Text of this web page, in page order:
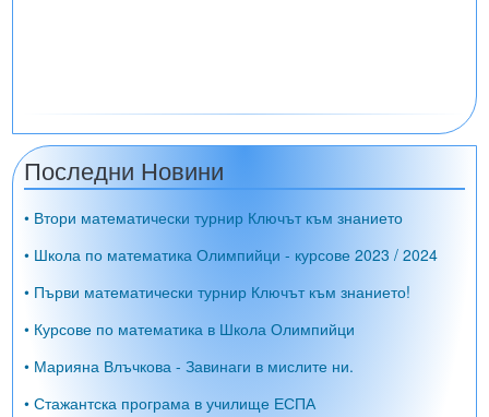
Последни Новини
• Втори математически турнир Ключът към знанието
• Школа по математика Олимпийци - курсове 2023 / 2024
• Първи математически турнир Ключът към знанието!
• Курсове по математика в Школа Олимпийци
• Марияна Влъчкова - Завинаги в мислите ни.
• Стажантска програма в училище ЕСПА